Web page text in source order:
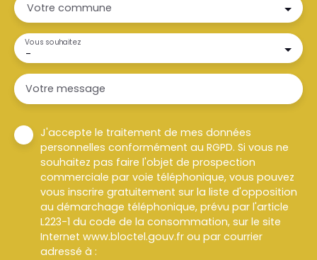
Votre commune
-
Vous souhaitez
Votre message
J'accepte le traitement de mes données
personnelles conformément au RGPD. Si vous ne
souhaitez pas faire l'objet de prospection
commerciale par voie téléphonique, vous pouvez
vous inscrire gratuitement sur la liste d'opposition
au démarchage téléphonique, prévu par l'article
L223-1 du code de la consommation, sur le site
Internet www.bloctel.gouv.fr ou par courrier
adressé à :